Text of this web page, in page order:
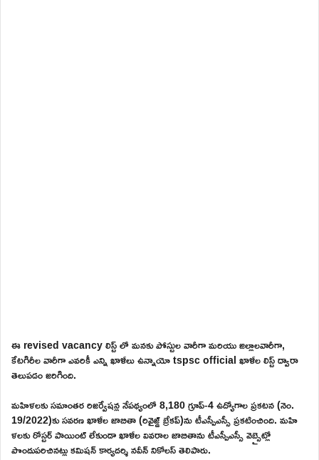
ఈ revised vacancy లిస్ట్ లో మనకు పోస్టుల వారీగా మరియు జిల్లాలవారీగా,
కేటగిరీల వారీగా ఎవరికీ ఎన్ని ఖాళీలు ఉన్నాయో tspsc official ఖాళీల లిస్ట్ ద్వారా
తెలుపడం జరిగింది.
మహిళలకు సమాంతర రిజర్వేషన్ల నేపథ్యంలో 8,180 గ్రూప్-4 ఉద్యోగాల ప్రకటన (నెం.
19/2022)కు సవరణ ఖాళీల జాబితా (రివైజ్డ్ బ్రేకప్)ను టీఎస్పీఎస్సీ ప్రకటించింది. మహి
ళలకు రోస్టర్ పాయింట్ లేకుండా ఖాళీల వివరాల జాబితాను టీఎస్పీఎస్సీ వెబ్సైట్లో
పొందుపరిచినట్లు కమిషన్ కార్యదర్శి నవీన్ నికోలస్ తెలిపారు.